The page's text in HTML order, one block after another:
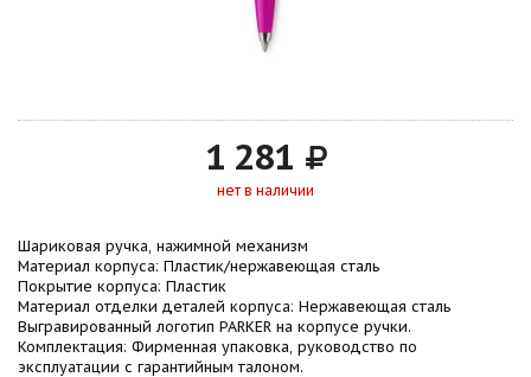
1 281
нет в наличии
Шариковая ручка, нажимной механизм
Материал корпуса: Пластик/нержавеющая сталь
Покрытие корпуса: Пластик
Материал отделки деталей корпуса: Нержавеющая сталь
Выгравированный логотип PARKER на корпусе ручки.
Комплектация: Фирменная упаковка, руководство по
эксплуатации с гарантийным талоном.